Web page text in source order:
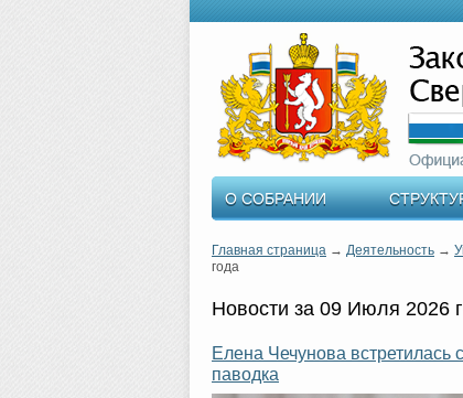
О СОБРАНИИ
Главная страница → Деятельность →
года
Новости за 09 Июля 2026
Елена Чечунова встретилась
паводка